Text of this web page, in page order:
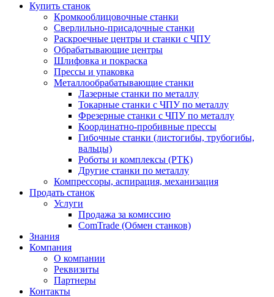
Купить станок
Кромкооблицовочные станки
Сверлильно-присадочные станки
Раскроечные центры и станки с ЧПУ
Обрабатывающие центры
Шлифовка и покраска
Прессы и упаковка
Металлообрабатывающие станки
Лазерные станки по металлу
Токарные станки с ЧПУ по металлу
Фрезерные станки с ЧПУ по металлу
Координатно-пробивные прессы
Гибочные станки (листогибы, трубогибы,
вальцы)
Роботы и комплексы (РТК)
Другие станки по металлу
Компрессоры, аспирация, механизация
Продать станок
Услуги
Продажа за комиссию
ComTrade (Обмен станков)
Знания
Компания
О компании
Реквизиты
Партнеры
Контакты